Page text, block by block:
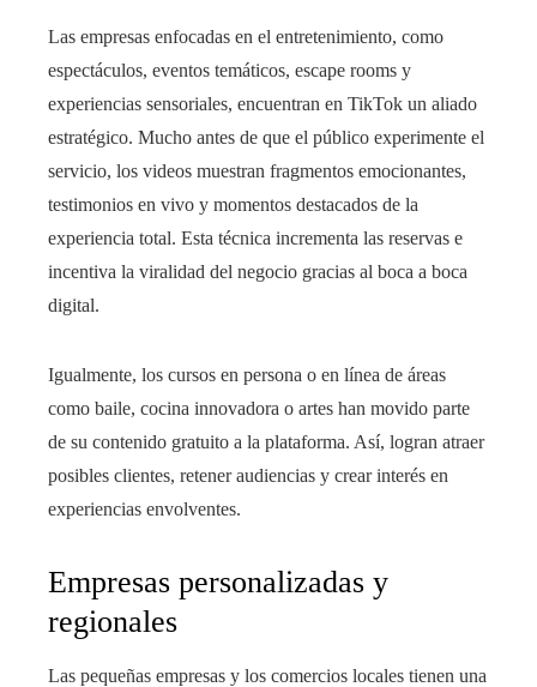
Las empresas enfocadas en el entretenimiento, como
espectáculos, eventos temáticos, escape rooms y
experiencias sensoriales, encuentran en TikTok un aliado
estratégico. Mucho antes de que el público experimente el
servicio, los videos muestran fragmentos emocionantes,
testimonios en vivo y momentos destacados de la
experiencia total. Esta técnica incrementa las reservas e
incentiva la viralidad del negocio gracias al boca a boca
digital.
Igualmente, los cursos en persona o en línea de áreas
como baile, cocina innovadora o artes han movido parte
de su contenido gratuito a la plataforma. Así, logran atraer
posibles clientes, retener audiencias y crear interés en
experiencias envolventes.
Empresas personalizadas y
regionales
Las pequeñas empresas y los comercios locales tienen una